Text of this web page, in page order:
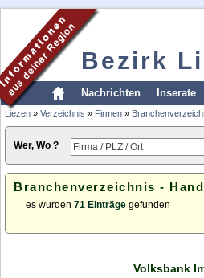
Bezirk
Nachrichten Inserate
Liezen » Verzeichnis » Firmen »
Wer, Wo ?
Branchenverzeichnis -
es wurden 71 Einträge gefunden
Volksbank